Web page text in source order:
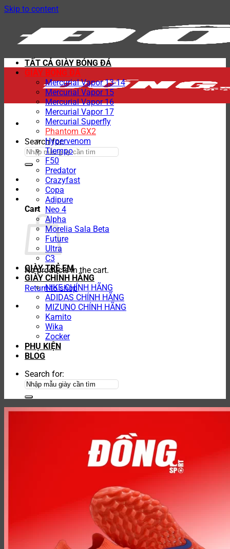
Skip to content
Search for:
Cart
No products in the cart.
Return to shop
TẤT CẢ GIÀY BÓNG ĐÁ
GIÀY BÓNG ĐÁ
Mercurial Vapor 13-14
Mercurial Vapor 15
Mercurial Vapor 16
Mercurial Vapor 17
Mercurial Superfly
Phantom GX2
Hypervenom
Tiempo
F50
Predator
Crazyfast
Copa
Adipure
Neo 4
Alpha
Morelia Sala Beta
Future
Ultra
C3
GIÀY TRẺ EM
GIÀY CHÍNH HÃNG
NIKE CHÍNH HÃNG
ADIDAS CHÍNH HÃNG
MIZUNO CHÍNH HÃNG
Kamito
Wika
Zocker
PHỤ KIỆN
BLOG
Search for: